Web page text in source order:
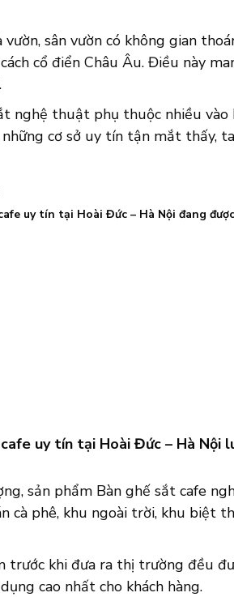
sân vườn có không gian
cổ điển Châu Âu. Điều này
nghệ thuật phụ thuộc nhiều vào
cơ sở uy tín tận mắt thấy,
uy tín tại Hoài Đức – Hà Nội đang
uy tín tại Hoài Đức – Hà Nội
sản phẩm Bàn ghế sắt cafe
phê, khu ngoài trời, khu biệt
trước khi đưa ra thị trường đều
cao nhất cho khách hàng.